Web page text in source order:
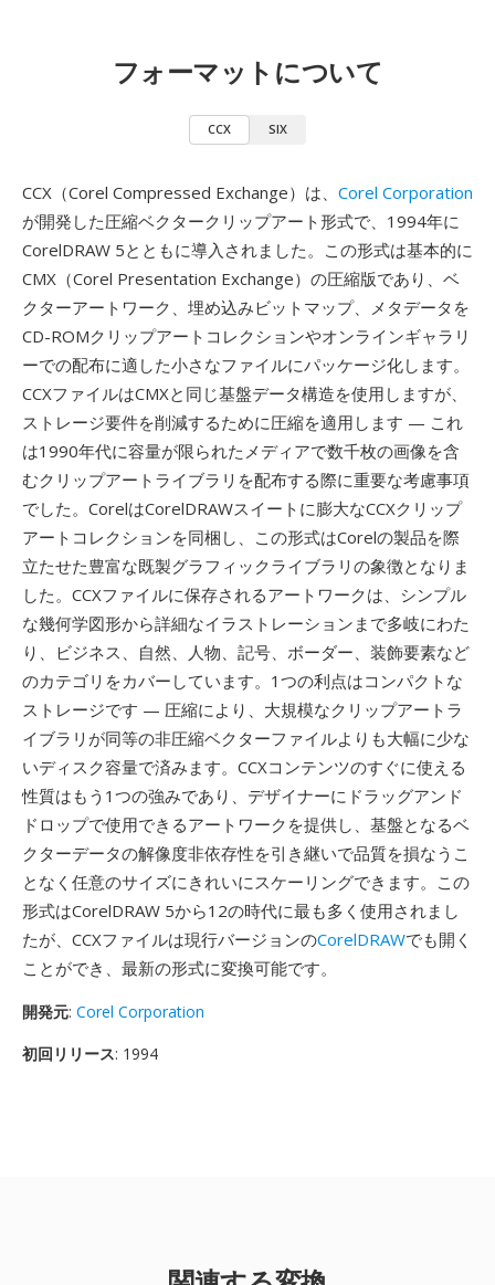
フォーマットについて
CCX SIX
CCX（Corel Compressed Exchange）は、 Corel Corporation
が開発した圧縮ベクタークリップアート形式で、1994年に
CorelDRAW 5とともに導入されました。この形式は基本的に
CMX（Corel Presentation Exchange）の圧縮版であり、ベ
クターアートワーク、埋め込みビットマップ、メタデータを
CD-ROMクリップアートコレクションやオンラインギャラリ
ーでの配布に適した小さなファイルにパッケージ化します。
CCXファイルはCMXと同じ基盤データ構造を使用しますが、
ストレージ要件を削減するために圧縮を適用します — これ
は1990年代に容量が限られたメディアで数千枚の画像を含
むクリップアートライブラリを配布する際に重要な考慮事項
でした。CorelはCorelDRAWスイートに膨大なCCXクリップ
アートコレクションを同梱し、この形式はCorelの製品を際
立たせた豊富な既製グラフィックライブラリの象徴となりま
した。CCXファイルに保存されるアートワークは、シンプル
な幾何学図形から詳細なイラストレーションまで多岐にわた
り、ビジネス、自然、人物、記号、ボーダー、装飾要素など
のカテゴリをカバーしています。1つの利点はコンパクトな
ストレージです — 圧縮により、大規模なクリップアートラ
イブラリが同等の非圧縮ベクターファイルよりも大幅に少な
いディスク容量で済みます。CCXコンテンツのすぐに使える
性質はもう1つの強みであり、デザイナーにドラッグアンド
ドロップで使用できるアートワークを提供し、基盤となるベ
クターデータの解像度非依存性を引き継いで品質を損なうこ
となく任意のサイズにきれいにスケーリングできます。この
形式はCorelDRAW 5から12の時代に最も多く使用されまし
たが、CCXファイルは現行バージョンのCorelDRAWでも開く
ことができ、最新の形式に変換可能です。
開発元: Corel Corporation
初回リリース: 1994